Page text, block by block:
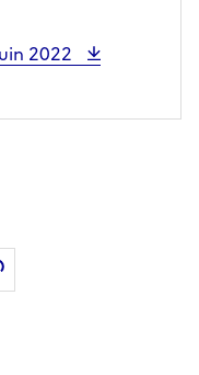
2022
Twitter)
par email